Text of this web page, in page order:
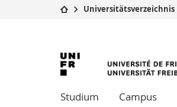
Studium
Campus
Universität
Universitätsverzeichnis
University
of
Studium Campus